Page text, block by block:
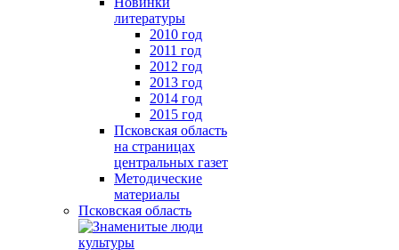
литературы
2010 год
2011 год
2012 год
2013 год
2014 год
2015 год
Псковская область
на страницах
центральных газет
Методические
материалы
Псковская область